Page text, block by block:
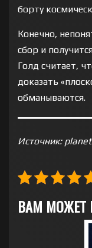
борту
Конечно,
сбор и
Голд считает,
доказать
обманываются.
Источник:
ВАМ МОЖЕТ